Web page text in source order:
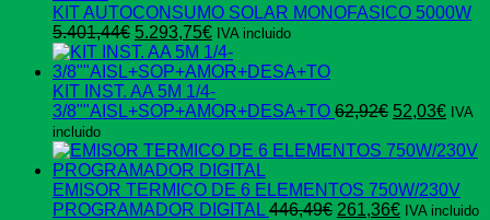
era:
es:
KIT AUTOCONSUMO SOLAR MONOFASICO 5000W
5.401,44€ El
precio
original
era:
5.401,44€.
5.293,75€El
precio
actual
es:
5.293,75€.
IVA incluido
KIT INST. AA 5M 1/4-
3/8""AISL+SOP+AMOR+DESA+TO 62,92€ El
original
62,92€.
52,03€ElIVA
incluido
EMISOR TERMICO DE 6 ELEMENTOS 750W/230V
PROGRAMADOR DIGITAL 446,49€ El
261,36€ElIVA incluido